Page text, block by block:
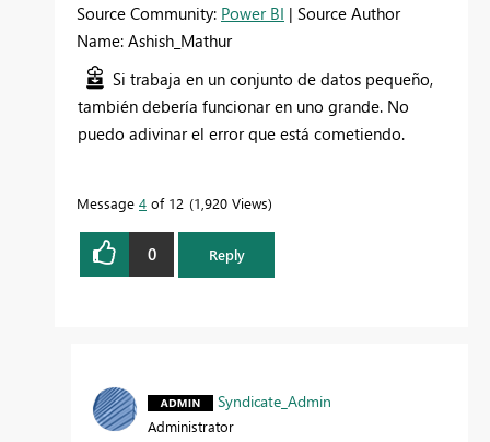
Source Community: Power BI | Source Author
Name: Ashish_Mathur
Si trabaja en un conjunto de datos pequeño,
también debería funcionar en uno grande. No
puedo adivinar el error que está cometiendo.
Message 4 of 12 1,920 Views
0 Reply
Syndicate_Admin
Administrator